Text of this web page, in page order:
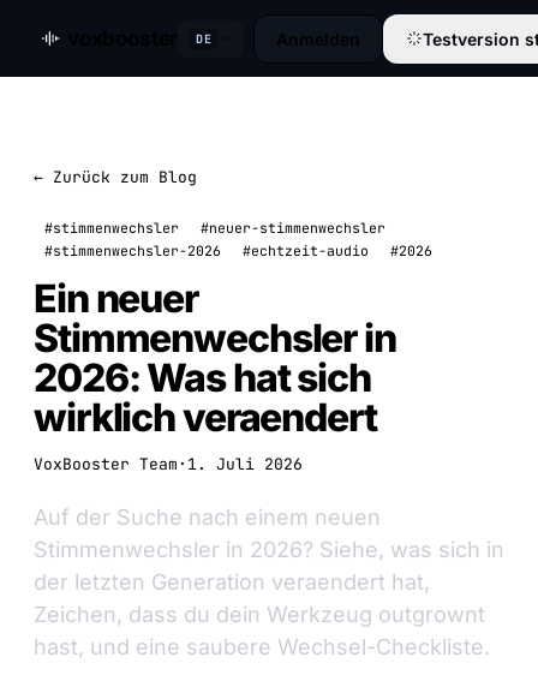
DE Anmelden Testversion
← Zurück zum Blog
#stimmenwechsler
#neuer-stimmenwechsler
#stimmenwechsler-2026
#echtzeit-audio #2026
Ein neuer
Stimmenwechsler in
2026: Was hat sich
wirklich veraendert
VoxBooster Team · 1. Juli 2026
Auf der Suche nach einem neuen
Stimmenwechsler in 2026? Siehe, was sich in
der letzten Generation veraendert hat,
Zeichen, dass du dein Werkzeug outgrownt
hast, und eine saubere Wechsel-Checkliste.